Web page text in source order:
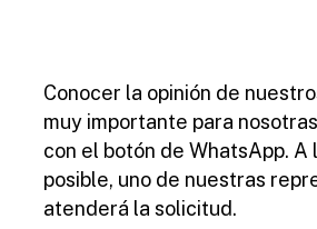
Conocer la opinión de
muy importante para
con el botón de WhatsApp. A
posible, uno de nuestras
atenderá la solicitud.